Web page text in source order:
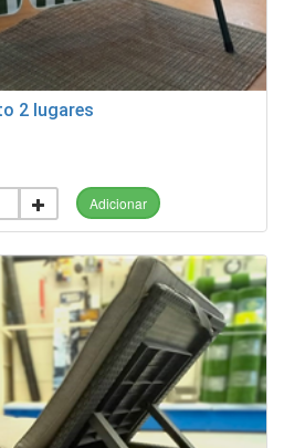
2 lugares
Adicionar